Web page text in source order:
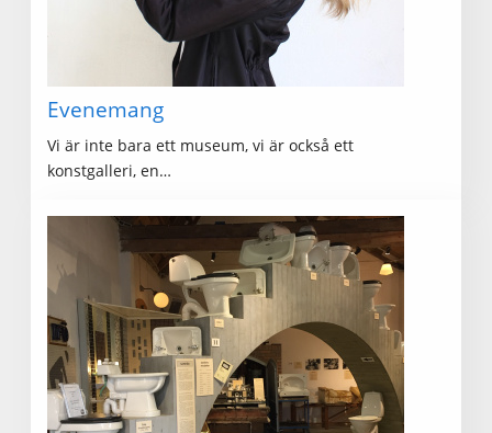
Evenemang
Vi är inte bara ett museum, vi är också ett
konstgalleri, en…